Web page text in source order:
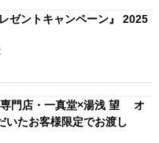
ゼントキャンペーン』 2025
専門店・一真堂×湯浅 望 オ
いたお客様限定でお渡し